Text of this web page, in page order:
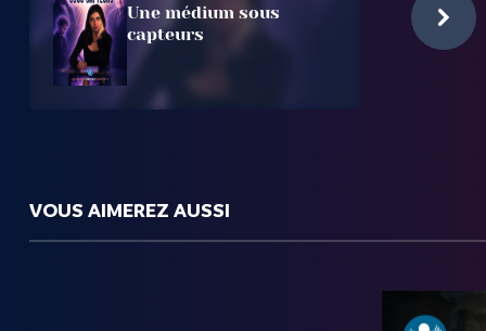
Une médium sous
capteurs
VOUS AIMEREZ AUSSI